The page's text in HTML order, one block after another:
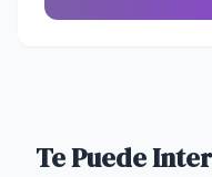
Te Puede